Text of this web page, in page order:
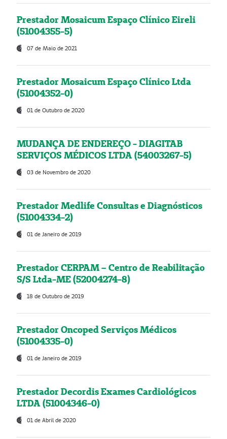
Prestador Mosaicum Espaço Clínico Eireli
(51004355-5)
07 de Maio de 2021
Prestador Mosaicum Espaço Clínico Ltda
(51004352-0)
01 de Outubro de 2020
MUDANÇA DE ENDEREÇO - DIAGITAB
SERVIÇOS MÉDICOS LTDA (54003267-5)
03 de Novembro de 2020
Prestador Medlife Consultas e Diagnósticos
(51004334-2)
01 de Janeiro de 2019
Prestador CERPAM – Centro de Reabilitação
S/S Ltda-ME (52004274-8)
18 de Outubro de 2019
Prestador Oncoped Serviços Médicos
(51004335-0)
01 de Janeiro de 2019
Prestador Decordis Exames Cardiológicos
LTDA (51004346-0)
01 de Abril de 2020